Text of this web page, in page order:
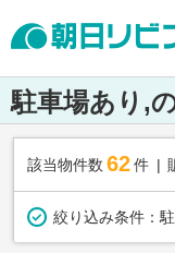
駐車場あり,
該当物件数 62件
絞り込み条件：